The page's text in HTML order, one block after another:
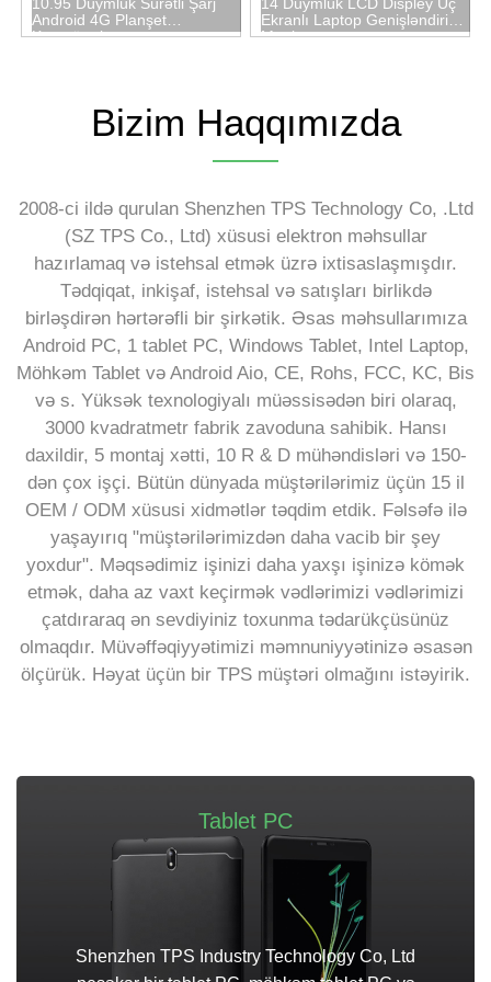
Android 4G Planşet
Kompüteri
Ekranlı Laptop Genişləndirici
Monitor
Bizim Haqqımızda
2008-ci ildə qurulan Shenzhen TPS Technology Co, .Ltd
(SZ TPS Co., Ltd) xüsusi elektron məhsullar
hazırlamaq və istehsal etmək üzrə ixtisaslaşmışdır.
Tədqiqat, inkişaf, istehsal və satışları birlikdə
birləşdirən hərtərəfli bir şirkətik. Əsas məhsullarımıza
Android PC, 1 tablet PC, Windows Tablet, Intel Laptop,
Möhkəm Tablet və Android Aio, CE, Rohs, FCC, KC, Bis
və s. Yüksək texnologiyalı müəssisədən biri olaraq,
3000 kvadratmetr fabrik zavoduna sahibik. Hansı
daxildir, 5 montaj xətti, 10 R & D mühəndisləri və 150-
dən çox işçi. Bütün dünyada müştərilərimiz üçün 15 il
OEM / ODM xüsusi xidmətlər təqdim etdik. Fəlsəfə ilə
yaşayırıq "müştərilərimizdən daha vacib bir şey
yoxdur". Məqsədimiz işinizi daha yaxşı işinizə kömək
etmək, daha az vaxt keçirmək vədlərimizi vədlərimizi
çatdıraraq ən sevdiyiniz toxunma tədarükçüsünüz
olmaqdır. Müvəffəqiyyətimizi məmnuniyyətinizə əsasən
ölçürük. Həyat üçün bir TPS müştəri olmağını istəyirik.
Tablet PC
Shenzhen TPS Industry Technology Co, Ltd